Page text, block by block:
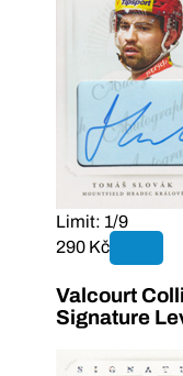
Limit: 1/9
290 Kč
Valcourt
Signature